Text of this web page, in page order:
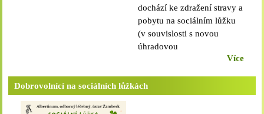
dochází ke zdražení stravy a
pobytu na sociálním lůžku
(v souvislosti s novou
úhradovou
vyhláškou). Výše úhrady za
2026 následující: Ubytování
a strava za jeden kalendářní
Více
Dobrovolnící na sociálních lůžkách